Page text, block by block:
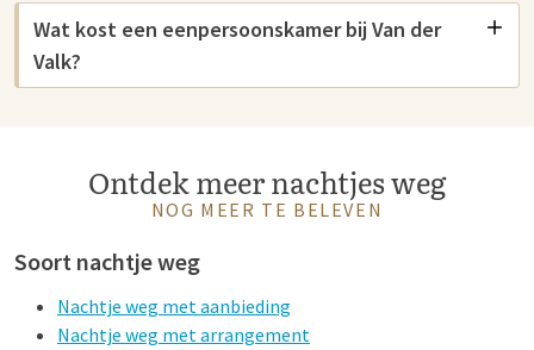
Wat kost een eenpersoonskamer bij Van der
Valk?
Ontdek meer nachtjes weg
NOG MEER TE BELEVEN
Soort nachtje weg
Nachtje weg met aanbieding
Nachtje weg met arrangement